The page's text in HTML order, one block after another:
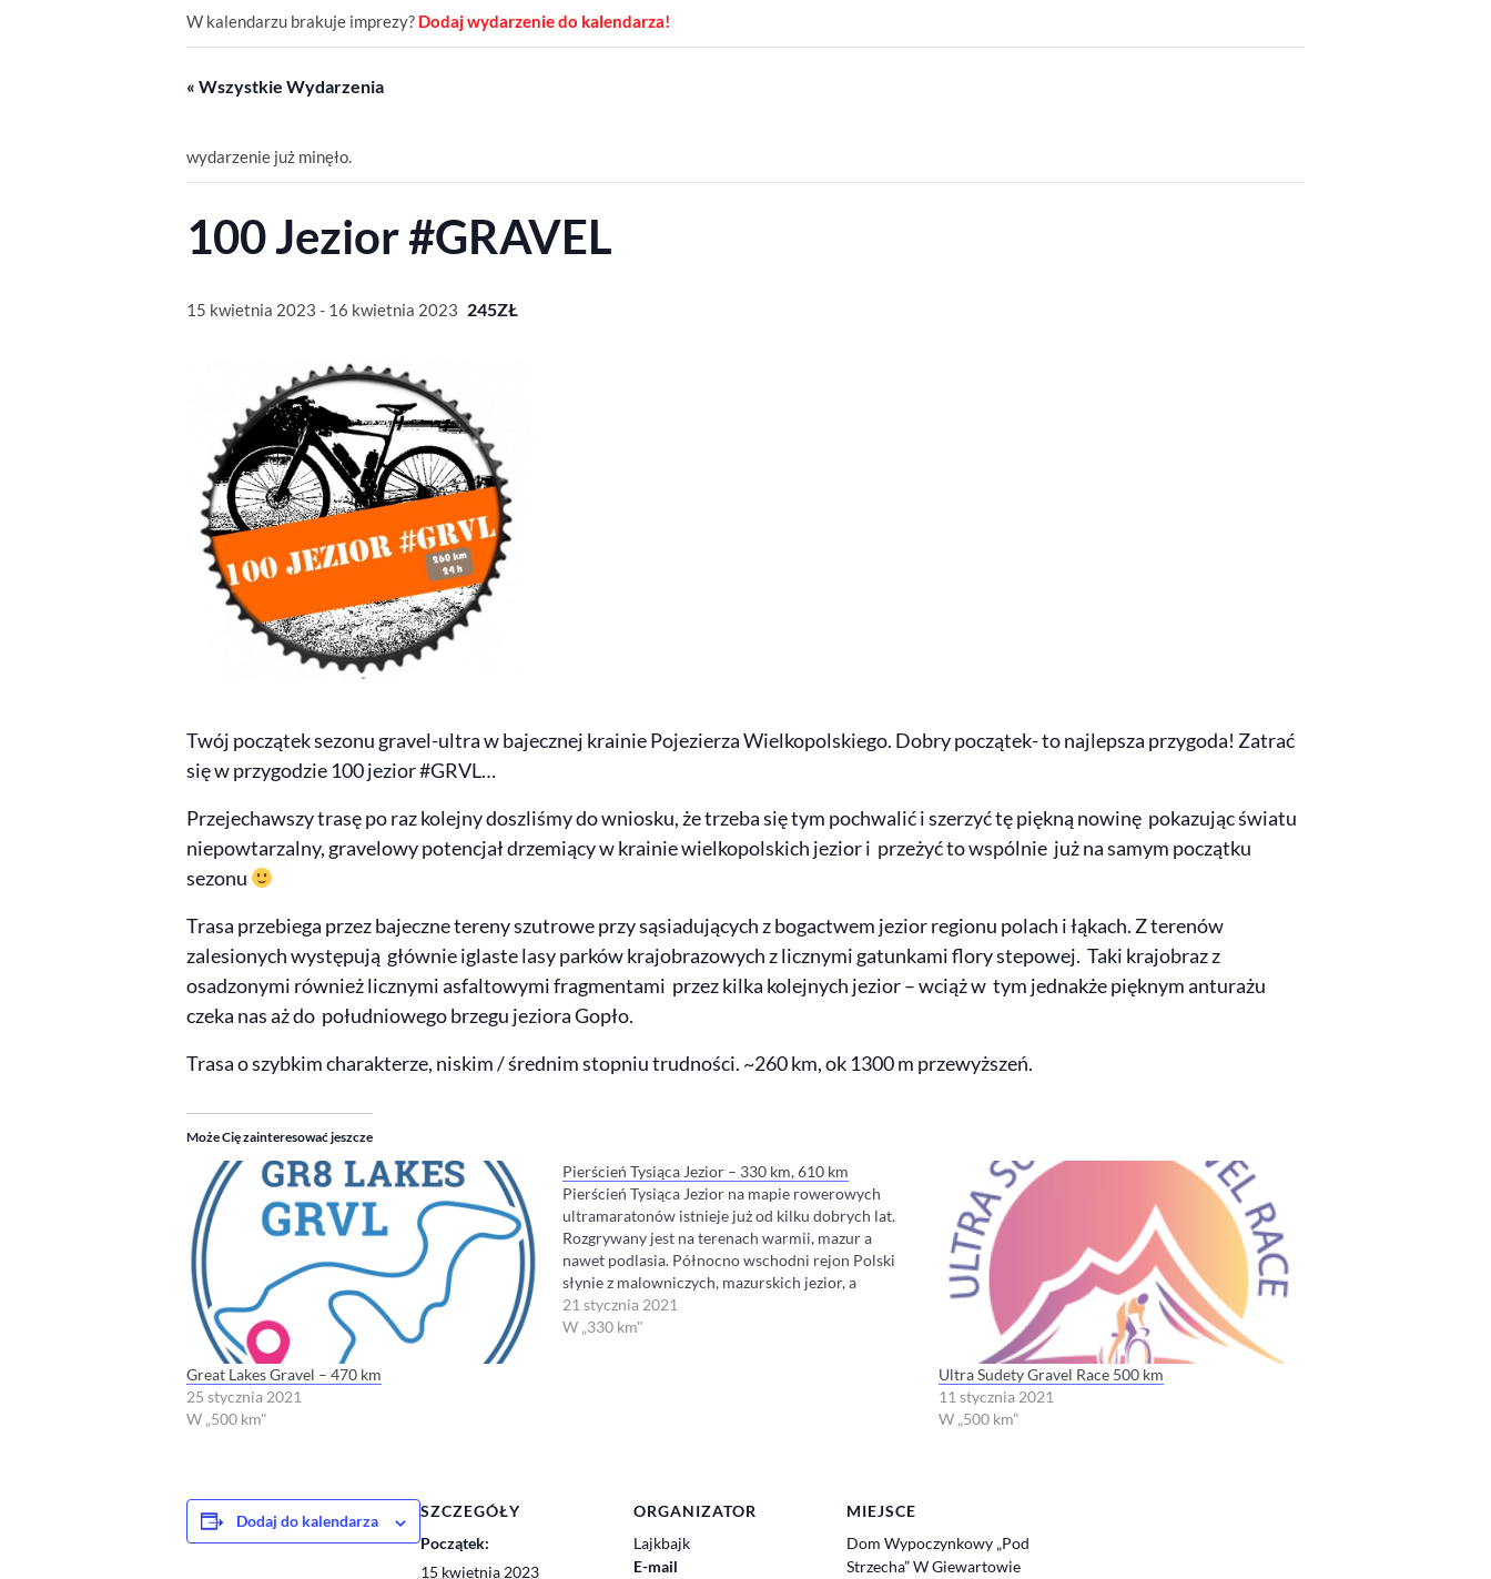
W kalendarzu brakuje imprezy? Dodaj wydarzenie do kalendarza!
« Wszystkie Wydarzenia
wydarzenie już minęło.
100 Jezior #GRAVEL
15 kwietnia 2023 - 16 kwietnia 2023 245ZŁ
Twój początek sezonu gravel-ultra w bajecznej krainie Pojezierza Wielkopolskiego. Dobry początek- to najlepsza przygoda! Zatrać
się w przygodzie 100 jezior #GRVL…
Przejechawszy trasę po raz kolejny doszliśmy do wniosku, że trzeba się tym pochwalić i szerzyć tę piękną nowinę pokazując światu
niepowtarzalny, gravelowy potencjał drzemiący w krainie wielkopolskich jezior i przeżyć to wspólnie już na samym początku
sezonu
Trasa przebiega przez bajeczne tereny szutrowe przy sąsiadujących z bogactwem jezior regionu polach i łąkach. Z terenów
zalesionych występują głównie iglaste lasy parków krajobrazowych z licznymi gatunkami flory stepowej. Taki krajobraz z
osadzonymi również licznymi asfaltowymi fragmentami przez kilka kolejnych jezior – wciąż w tym jednakże pięknym anturażu
czeka nas aż do południowego brzegu jeziora Gopło.
Trasa o szybkim charakterze, niskim / średnim stopniu trudności. ~260 km, ok 1300 m przewyższeń.
Może Cię zainteresować jeszcze
Great Lakes Gravel – 470 km
25 stycznia 2021
W „500 km"
Pierścień Tysiąca Jezior – 330 km, 610 km
Pierścień Tysiąca Jezior na mapie rowerowych
ultramaratonów istnieje już od kilku dobrych lat.
Rozgrywany jest na terenach warmii, mazur a
nawet podlasia. Północno wschodni rejon Polski
słynie z malowniczych, mazurskich jezior, a
niewielki stopień zurbanizowania daje poczucie
oderwania się od zgiełku dużych miast. Trudności z
21 stycznia 2021
W „330 km"
Ultra Sudety Gravel Race 500 km
11 stycznia 2021
W „500 km"
Dodaj do kalendarza
SZCZEGÓŁY
Początek:
15 kwietnia 2023
ORGANIZATOR
Lajkbajk
E-mail
MIEJSCE
Dom Wypoczynkowy „Pod
Strzecha” W Giewartowie